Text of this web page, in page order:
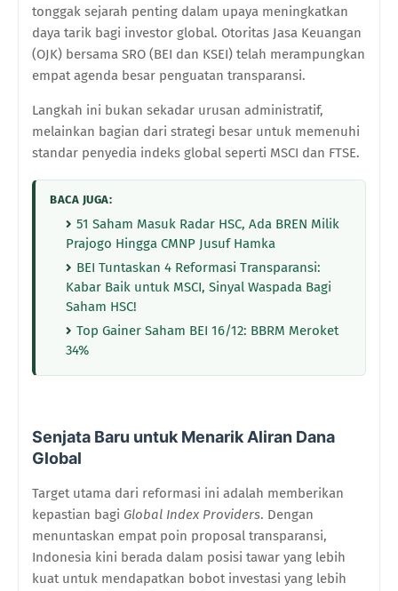
tonggak sejarah penting dalam upaya meningkatkan
daya tarik bagi investor global. Otoritas Jasa Keuangan
(OJK) bersama SRO (BEI dan KSEI) telah merampungkan
empat agenda besar penguatan transparansi.
Langkah ini bukan sekadar urusan administratif,
melainkan bagian dari strategi besar untuk memenuhi
standar penyedia indeks global seperti MSCI dan FTSE.
BACA JUGA:
51 Saham Masuk Radar HSC, Ada BREN Milik
Prajogo Hingga CMNP Jusuf Hamka
BEI Tuntaskan 4 Reformasi Transparansi:
Kabar Baik untuk MSCI, Sinyal Waspada Bagi
Saham HSC!
Top Gainer Saham BEI 16/12: BBRM Meroket
34%
Senjata Baru untuk Menarik Aliran Dana
Global
Target utama dari reformasi ini adalah memberikan
kepastian bagi Global Index Providers. Dengan
menuntaskan empat poin proposal transparansi,
Indonesia kini berada dalam posisi tawar yang lebih
kuat untuk mendapatkan bobot investasi yang lebih